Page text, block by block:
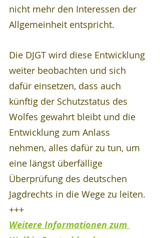
nicht mehr den Interessen der
Allgemeinheit entspricht.
Die DJGT wird diese Entwicklung
weiter beobachten und sich
dafür einsetzen, dass auch
künftig der Schutzstatus des
Wolfes gewahrt bleibt und die
Entwicklung zum Anlass
nehmen, alles dafür zu tun, um
eine längst überfällige
Überprüfung des deutschen
Jagdrechts in die Wege zu leiten.
+++
Weitere Informationen zum